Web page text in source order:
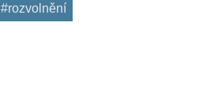
#rozvolnění